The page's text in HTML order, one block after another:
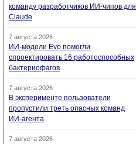
команду разработчиков ИИ-чипов для
Claude
7 августа 2026
ИИ-модели Evo помогли
спроектировать 16 работоспособных
бактериофагов
7 августа 2026
В эксперименте пользователи
пропустили треть опасных команд
ИИ-агента
7 августа 2026